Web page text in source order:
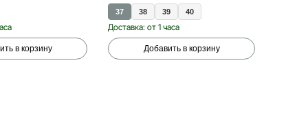
в корзину
37 38 39 40
Доставка: от 1 часа
Добавить в корзину